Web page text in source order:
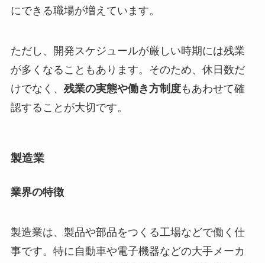
にできる職場が増えています。
ただし、開発スケジュールが厳しい時期には残業
が多くなることもあります。そのため、休日数だ
けでなく、 残業の実態や働き方制度もあわせて確
認することが大切です。
製造業
業界の特徴
製造業は、製品や部品をつくる工場などで働く仕
事です。特に自動車や電子機器などの大手メーカ